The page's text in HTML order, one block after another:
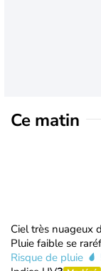
Ce matin
Ciel très nuageux
Pluie faible se
Risque de pluie